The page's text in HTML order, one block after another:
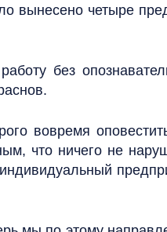
вынесено четыре
без
вовремя
что ничего не